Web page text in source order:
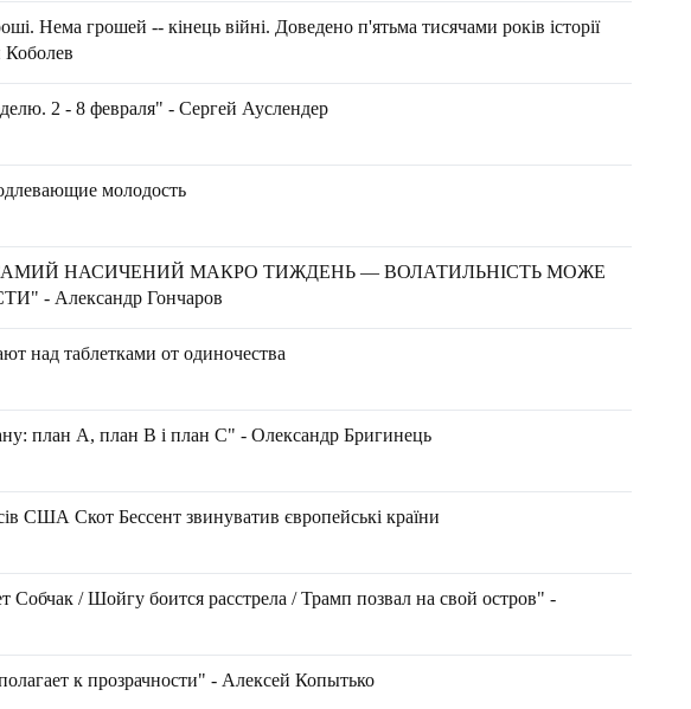
Нема грошей -- кінець війні. Доведено п'ятьма тисячами років історії
Коболев
2 - 8 февраля" - Сергей Ауслендер
молодость
НАСИЧЕНИЙ МАКРО ТИЖДЕНЬ — ВОЛАТИЛЬНІСТЬ МОЖЕ
- Александр Гончаров
над таблетками от одиночества
план A, план B і план C" - Олександр Бригинець
США Скот Бессент звинуватив європейські країни
Собчак / Шойгу боится расстрела / Трамп позвал на свой остров" -
к прозрачности" - Алексей Копытько